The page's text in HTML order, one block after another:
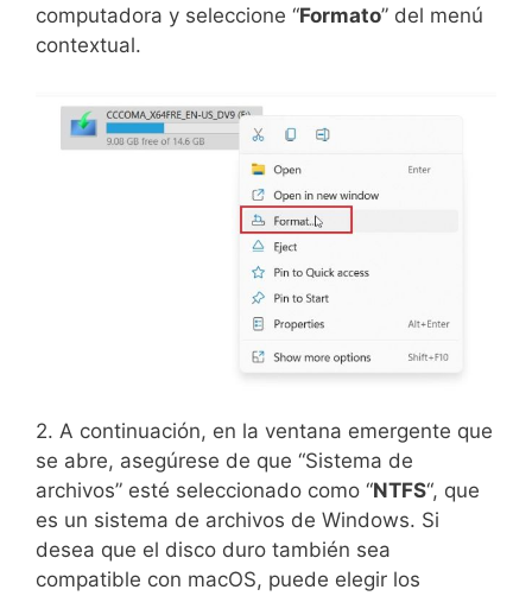
computadora y seleccione “Formato” del menú
contextual.
2. A continuación, en la ventana emergente que
se abre, asegúrese de que “Sistema de
archivos” esté seleccionado como “NTFS“, que
es un sistema de archivos de Windows. Si
desea que el disco duro también sea
compatible con macOS, puede elegir los